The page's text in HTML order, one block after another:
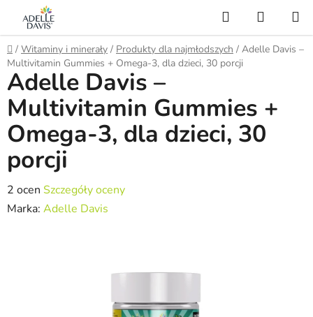
treści
Szukaj
Home
/ Witaminy i minerały / Produkty dla najmłodszych / Adelle Davis –
Multivitamin Gummies + Omega-3, dla dzieci, 30 porcji
Adelle Davis –
Multivitamin Gummies +
Omega-3, dla dzieci, 30
porcji
Średnia
ocena
2 ocen Szczegóły oceny
Marka: Adelle Davis